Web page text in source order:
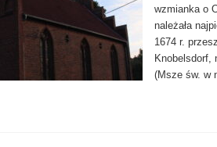
wzmianka o
należała
1674 r.
Knobelsdorf,
(Msze św. w